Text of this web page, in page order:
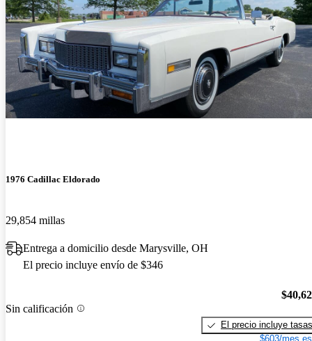
1976 Cadillac Eldorado
29,854 millas
Entrega a domicilio desde Marysville, OH
El precio incluye envío de $346
Sin calificación
El precio incluye tasas
$603/mes